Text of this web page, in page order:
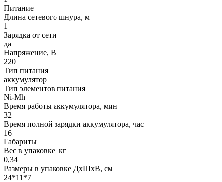
Питание
Длина сетевого шнура, м
1
Зарядка от сети
да
Напряжение, В
220
Тип питания
аккумулятор
Тип элементов питания
Ni-Mh
Время работы аккумулятора, мин
32
Время полной зарядки аккумулятора, час
16
Габариты
Вес в упаковке, кг
0,34
Размеры в упаковке ДxШxВ, см
24*11*7